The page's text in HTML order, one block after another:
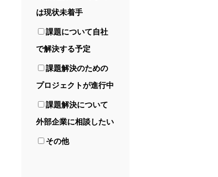
は現状未着手
課題について自社
で解決する予定
課題解決のための
プロジェクトが進行中
課題解決について
外部企業に相談したい
その他